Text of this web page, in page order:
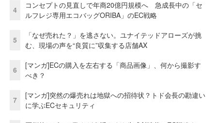
4
コンセプトの見直しで年商20億円規模へ 急成長中の「セ
ルフレジ専用エコバッグORIBA」のEC戦略
5
「なぜ売れた？」を逃さない。ユナイテッドアローズが挑
む、現場の声を“良質に”収集する店舗AX
6
[マンガ]ECの購入を左右する「商品画像」、何から撮影す
べき？
7
[マンガ]突然の爆売れは地獄への招待状？トド会長の勘違い
に学ぶECセキュリティ